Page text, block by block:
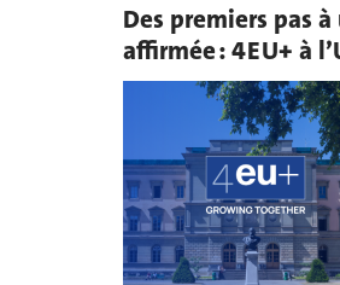
Des premiers pas
affirmée : 4EU+ à